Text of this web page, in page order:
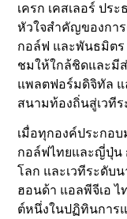
เครก เคสเลอร์ ปร
หัวใจสำคัญของกา
กอล์ฟ และพันธมิต
ชมให้ใกล้ชิดและมี
แพลตฟอร์มดิจิทัล แ
สนามท้องถิ่นสู่เวทีร
เมื่อทุกองค์ประกอ
กอล์ฟไทยและญี่ปุ่น
โลก และเวทีระดั
ฮอนด้า แอลพีจีเอ ไ
ต์หนึ่งในปฏิทินการ